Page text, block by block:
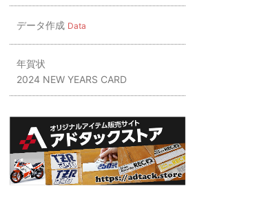
データ作成 Data
年賀状
2024 NEW YEARS CARD